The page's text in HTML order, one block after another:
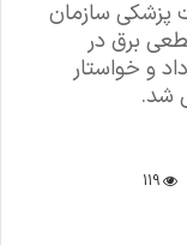
پزشکی سازمان
برق در
و خواستار
شد.
119